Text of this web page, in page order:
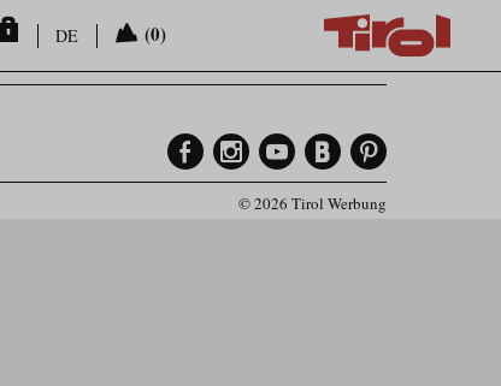
DE (0)
© 2026 Tirol Werbung